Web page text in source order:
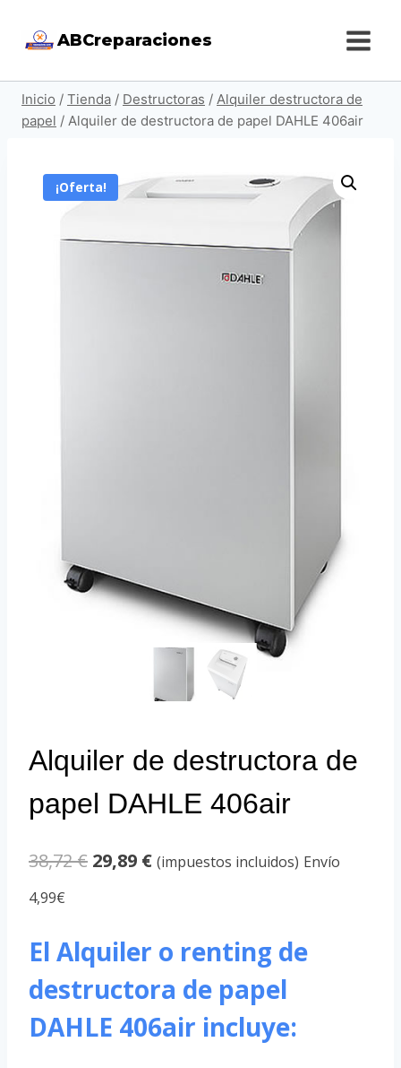
ABCreparaciones
Inicio / Tienda / Destructoras / Alquiler destructora de
papel / Alquiler de destructora de papel DAHLE 406air
¡Oferta!
Alquiler de destructora de
papel DAHLE 406air
38,72€ El
era:
38,72 €.
29,89 €El
es:
29,89 €.
(impuestos incluidos) Envío
4,99€
El Alquiler o renting de
destructora de papel
DAHLE 406air incluye: